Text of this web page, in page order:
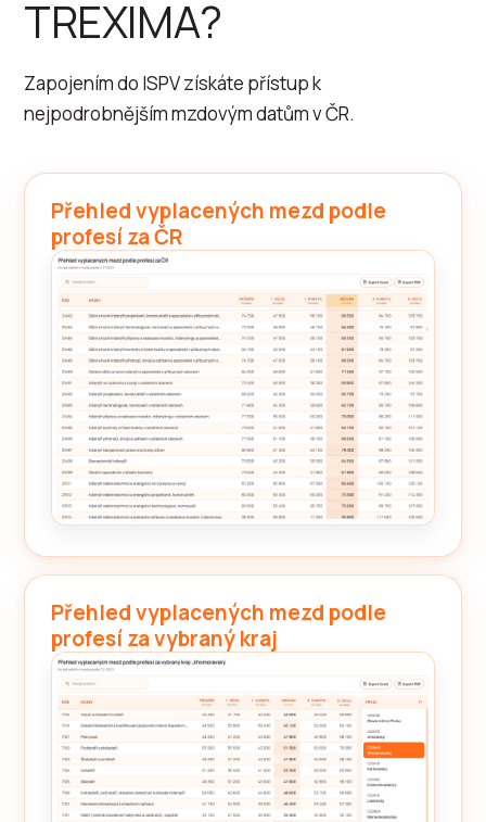
TREXIMA?
Zapojením do ISPV získáte přístup k
nejpodrobnějším mzdovým datům v ČR.
Přehled vyplacených mezd podle
profesí za ČR
Přehled vyplacených mezd podle
profesí za vybraný kraj